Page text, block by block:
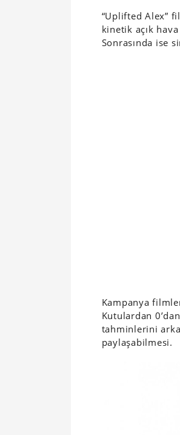
“Uplifted Alex”
kinetik açık
Sonrasında ise
Kampanya
Kutulardan
tahminlerini
paylaşabilmesi.